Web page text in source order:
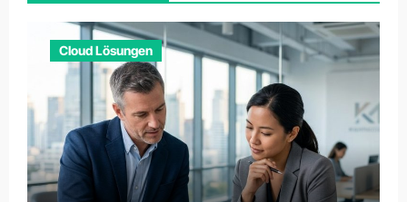
Cloud Lösungen